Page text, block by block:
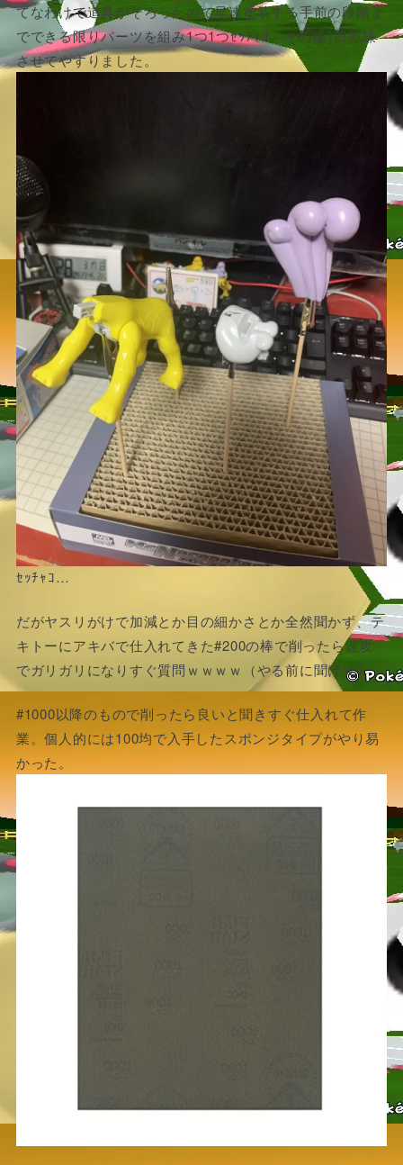
てなわけで道具がそろったので早速塗装する手前の段階ま
でできる限りパーツを組み1つ1つｾｯﾁｬｺ、その後1日乾燥
させてやすりました。
ｾｯﾁｬｺ…
だがヤスリがけで加減とか目の細かさとか全然聞かず、テ
キトーにアキバで仕入れてきた#200の棒で削ったら速攻
でガリガリになりすぐ質問ｗｗｗｗ（やる前に聞けｗ）
#1000以降のもので削ったら良いと聞きすぐ仕入れて作
業。個人的には100均で入手したスポンジタイプがやり易
かった。